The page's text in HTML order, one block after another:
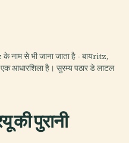
नाम से भी जाना जाता है - बायritz,
आधारशिला है। सुरम्य पठार डे लाटल
की पुरानी